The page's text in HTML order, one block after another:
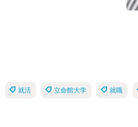
就活 立命館大学 就職